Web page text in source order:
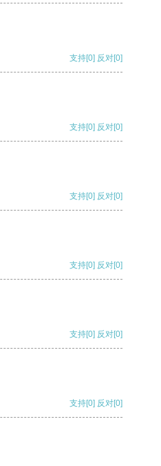
支持[0] 反对[0]
支持[0] 反对[0]
支持[0] 反对[0]
支持[0] 反对[0]
支持[0] 反对[0]
支持[0] 反对[0]